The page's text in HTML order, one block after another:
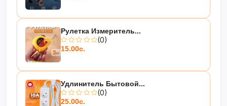
Рулетка Измеритель...
(0)
15.00с.
Удлинитель Бытовой...
(0)
25.00с.